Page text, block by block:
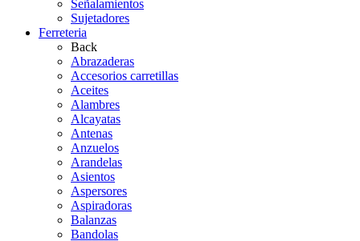
Señalamientos
Sujetadores
Ferreteria
Back
Abrazaderas
Accesorios carretillas
Aceites
Alambres
Alcayatas
Antenas
Anzuelos
Arandelas
Asientos
Aspersores
Aspiradoras
Balanzas
Bandolas